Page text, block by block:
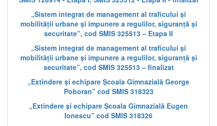
„Sistem integrat de management al traficului și
mobilității urbane și impunere a regulilor, siguranță și
securitate”, cod SMIS 325513 – Etapa II
„Sistem integrat de management al traficului și
mobilității urbane și impunere a regulilor, siguranță și
securitate”, cod SMIS 325513 – finalizat
„Extindere și echipare Școala Gimnazială George
Poboran” cod SMIS 318323
„Extindere și echipare Școala Gimnazială Eugen
Ionescu” cod SMIS 318326